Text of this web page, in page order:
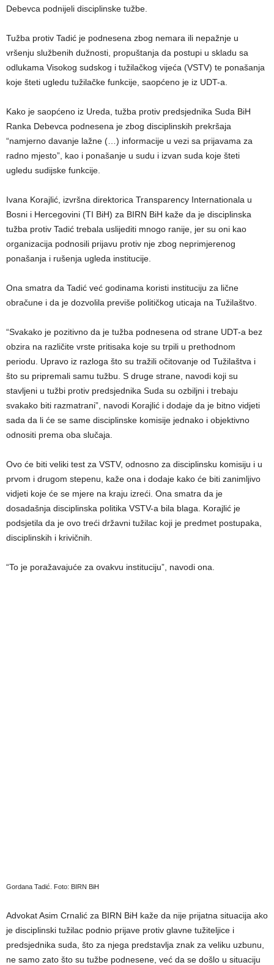
Debevca podnijeli disciplinske tužbe.
Tužba protiv Tadić je podnesena zbog nemara ili nepažnje u
vršenju službenih dužnosti, propuštanja da postupi u skladu sa
odlukama Visokog sudskog i tužilačkog vijeća (VSTV) te ponašanja
koje šteti ugledu tužilačke funkcije, saopćeno je iz UDT-a.
Kako je saopćeno iz Ureda, tužba protiv predsjednika Suda BiH
Ranka Debevca podnesena je zbog disciplinskih prekršaja
“namjerno davanje lažne (…) informacije u vezi sa prijavama za
radno mjesto”, kao i ponašanje u sudu i izvan suda koje šteti
ugledu sudijske funkcije.
Ivana Korajlić, izvršna direktorica Transparency Internationala u
Bosni i Hercegovini (TI BiH) za BIRN BiH kaže da je disciplinska
tužba protiv Tadić trebala uslijediti mnogo ranije, jer su oni kao
organizacija podnosili prijavu protiv nje zbog neprimjerenog
ponašanja i rušenja ugleda institucije.
Ona smatra da Tadić već godinama koristi instituciju za lične
obračune i da je dozvolila previše političkog uticaja na Tužilaštvo.
“Svakako je pozitivno da je tužba podnesena od strane UDT-a bez
obzira na različite vrste pritisaka koje su trpili u prethodnom
periodu. Upravo iz razloga što su tražili očitovanje od Tužilaštva i
što su pripremali samu tužbu. S druge strane, navodi koji su
stavljeni u tužbi protiv predsjednika Suda su ozbiljni i trebaju
svakako biti razmatrani”, navodi Korajlić i dodaje da je bitno vidjeti
sada da li će se same disciplinske komisije jednako i objektivno
odnositi prema oba slučaja.
Ovo će biti veliki test za VSTV, odnosno za disciplinsku komisiju i u
prvom i drugom stepenu, kaže ona i dodaje kako će biti zanimljivo
vidjeti koje će se mjere na kraju izreći. Ona smatra da je
dosadašnja disciplinska politika VSTV-a bila blaga. Korajlić je
podsjetila da je ovo treći državni tužilac koji je predmet postupaka,
disciplinskih i krivičnih.
“To je poražavajuće za ovakvu instituciju”, navodi ona.
Gordana Tadić. Foto: BIRN BiH
Advokat Asim Crnalić za BIRN BiH kaže da nije prijatna situacija ako
je disciplinski tužilac podnio prijave protiv glavne tužiteljice i
predsjednika suda, što za njega predstavlja znak za veliku uzbunu,
ne samo zato što su tužbe podnesene, već da se došlo u situaciju